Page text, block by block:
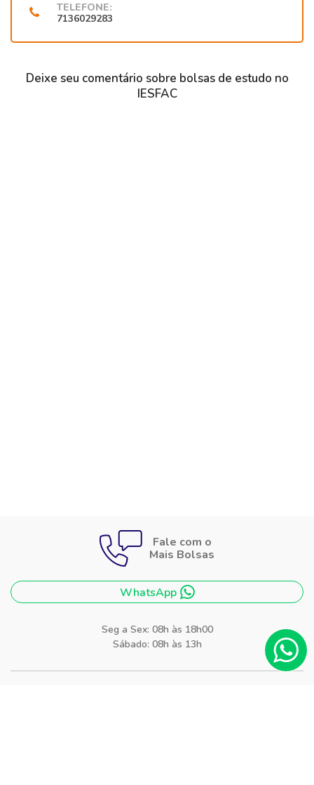
TELEFONE:
7136029283
Deixe seu comentário sobre bolsas de estudo no
IESFAC
Fale com o
Mais Bolsas
WhatsApp
Seg a Sex: 08h às 18h00
Sábado: 08h às 13h